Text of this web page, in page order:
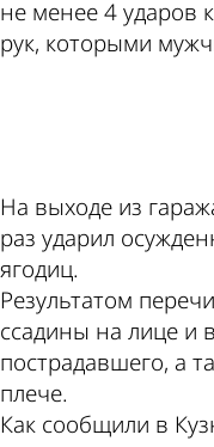
не менее 4 ударов
рук, которыми
На выходе из
раз ударил
ягодиц.
Результатом
ссадины на лице и
пострадавшего, а
плече.
Как сообщили в